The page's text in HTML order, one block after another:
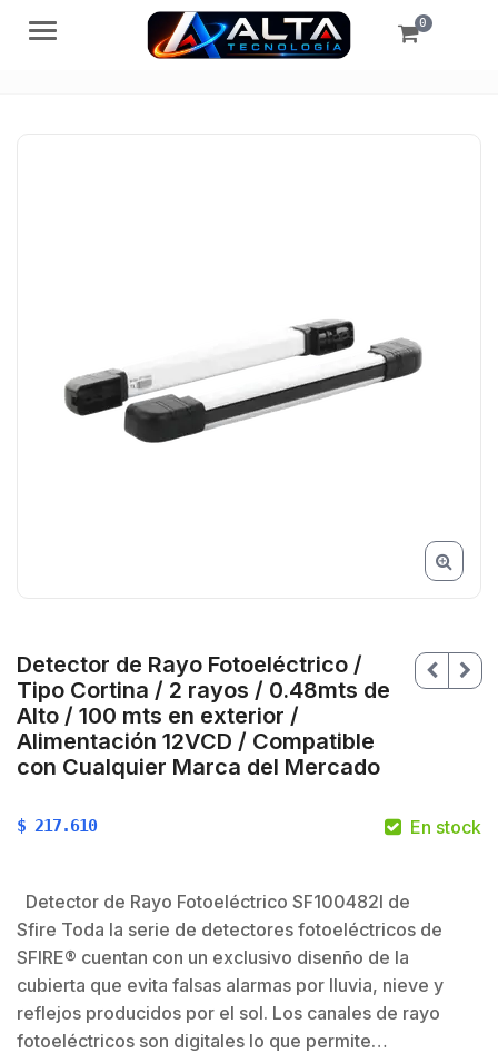
Menú 0
Detector de Rayo Fotoeléctrico /
Tipo Cortina / 2 rayos / 0.48mts de
Alto / 100 mts en exterior /
Alimentación 12VCD / Compatible
con Cualquier Marca del Mercado
$
$ 217.610 En stock
Detector de Rayo Fotoeléctrico SF100482I de
Sfire Toda la serie de detectores fotoeléctricos de
SFIRE® cuentan con un exclusivo disenño de la
cubierta que evita falsas alarmas por lluvia, nieve y
reflejos producidos por el sol. Los canales de rayo
fotoeléctricos son digitales lo que permite…